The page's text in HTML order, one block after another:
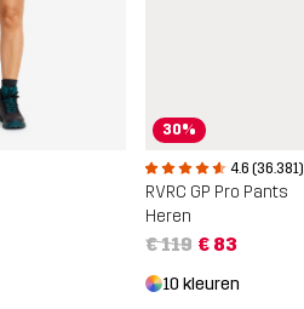
30%
4.6 (36.381)
RVRC GP Pro Pants
Heren
€ 119 € 83
10 kleuren